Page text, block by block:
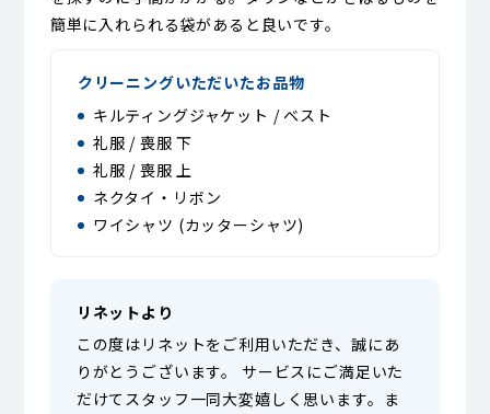
簡単に入れられる袋があると良いです。
クリーニングいただいたお品物
キルティングジャケット / ベスト
礼服 / 喪服 下
礼服 / 喪服 上
ネクタイ・リボン
ワイシャツ (カッターシャツ)
リネットより
この度はリネットをご利用いただき、誠にあ
りがとうございます。 サービスにご満足いた
だけてスタッフ一同大変嬉しく思います。ま